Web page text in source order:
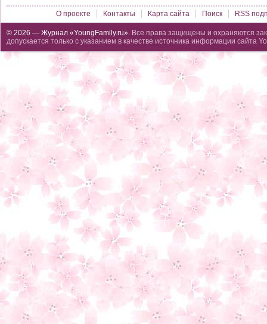
О проекте Контакты Карта сайта Поиск RSS
© 2026 — Журнал «YoungFamily.ru». Все права защищены и охраняются
допускается только с указанием в качестве источника информации сайта